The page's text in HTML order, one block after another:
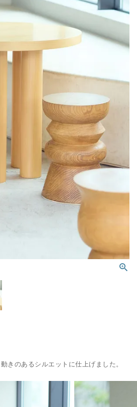
きのあるシルエットに仕上げました。